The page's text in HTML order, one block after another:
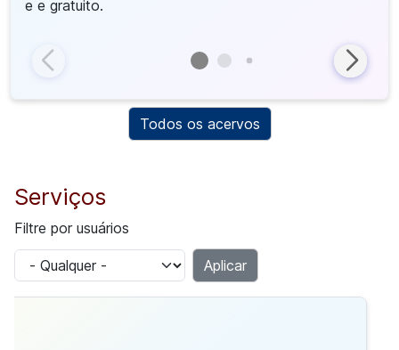
livre e gratuito.
Todos os acervos
Serviços
Filtre por usuários